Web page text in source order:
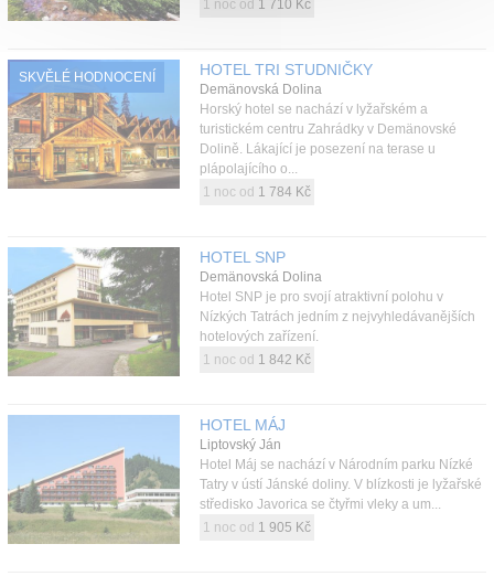
1 noc od 1 710 Kč
SKVĚLÉ HODNOCENÍ HOTEL TRI STUDNIČKY
Demänovská Dolina
Horský hotel se nachází v lyžařském a
turistickém centru Zahrádky v Demänovské
Dolině. Lákající je posezení na terase u
plápolajícího o...
1 noc od 1 784 Kč
HOTEL SNP
Demänovská Dolina
Hotel SNP je pro svojí atraktivní polohu v
Nízkých Tatrách jedním z nejvyhledávanějších
hotelových zařízení.
1 noc od 1 842 Kč
HOTEL MÁJ
Liptovský Ján
Hotel Máj se nachází v Národním parku Nízké
Tatry v ústí Jánské doliny. V blízkosti je lyžařské
středisko Javorica se čtyřmi vleky a um...
1 noc od 1 905 Kč